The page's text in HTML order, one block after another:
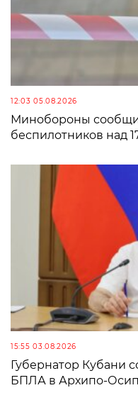
12:03 05.08.2026
Минобороны
беспилотников над
15:55 03.08.2026
Губернатор Кубани
БПЛА в Архипо-